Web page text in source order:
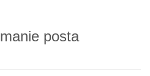
manie posta